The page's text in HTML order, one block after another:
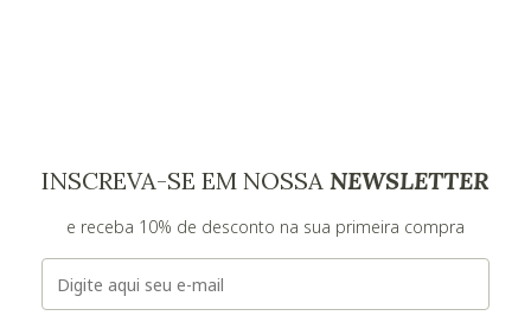
INSCREVA-SE EM NOSSA NEWSLETTER
e receba 10% de desconto na sua primeira compra